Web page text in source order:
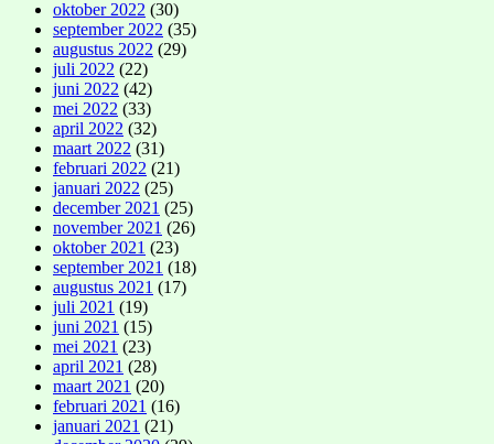
oktober 2022 (30)
september 2022 (35)
augustus 2022 (29)
juli 2022 (22)
juni 2022 (42)
mei 2022 (33)
april 2022 (32)
maart 2022 (31)
februari 2022 (21)
januari 2022 (25)
december 2021 (25)
november 2021 (26)
oktober 2021 (23)
september 2021 (18)
augustus 2021 (17)
juli 2021 (19)
juni 2021 (15)
mei 2021 (23)
april 2021 (28)
maart 2021 (20)
februari 2021 (16)
januari 2021 (21)